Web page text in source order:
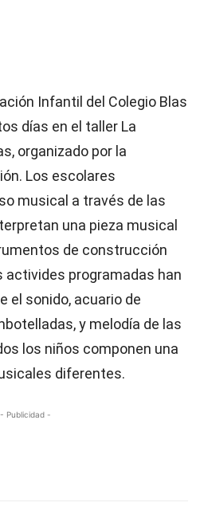
Infantil del Colegio Blas
días en el taller La
organizado por la
Los escolares
musical a través de las
una pieza musical
de construcción
activides programadas han
el sonido, acuario de
y melodía de las
los niños componen una
diferentes.
- Publicidad -